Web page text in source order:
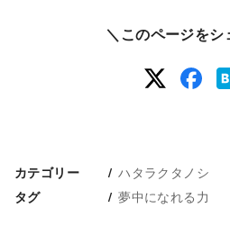
＼このページをシ
カテゴリー ハタラクタノシ
タグ 夢中になれる力